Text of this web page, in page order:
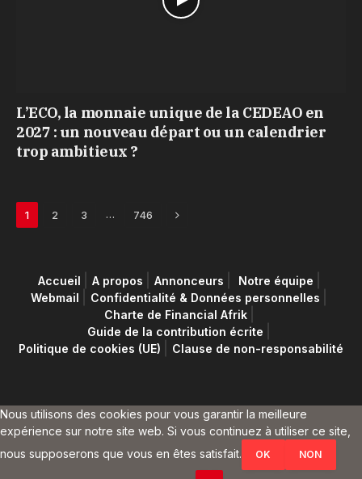
L’ECO, la monnaie unique de la CEDEAO en
2027 : un nouveau départ ou un calendrier
trop ambitieux ?
1 2 3 … 746 Next
Accueil A propos Annonceurs
Notre équipe
Webmail
Confidentialité & Données personnelles
Charte de Financial Afrik
Guide de la contribution écrite
Politique de cookies (UE)
Clause de non-responsabilité
Nous utilisons des cookies pour vous garantir la meilleure
expérience sur notre site web. Si vous continuez à utiliser ce site,
nous supposerons que vous en êtes satisfait.
OK NON